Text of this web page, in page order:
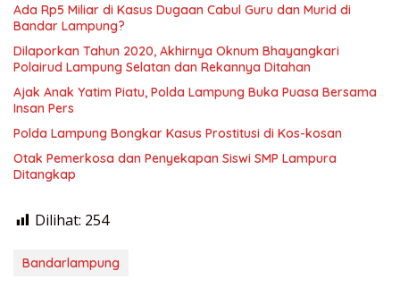
Ada Rp5 Miliar di Kasus Dugaan Cabul Guru dan Murid di
Bandar Lampung?
Dilaporkan Tahun 2020, Akhirnya Oknum Bhayangkari
Polairud Lampung Selatan dan Rekannya Ditahan
Ajak Anak Yatim Piatu, Polda Lampung Buka Puasa Bersama
Insan Pers
Polda Lampung Bongkar Kasus Prostitusi di Kos-kosan
Otak Pemerkosa dan Penyekapan Siswi SMP Lampura
Ditangkap
Dilihat: 254
Bandarlampung